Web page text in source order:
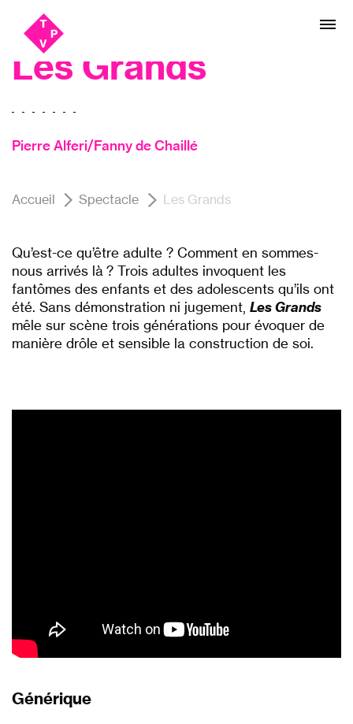
Aller
au
menu
Aller au
contenu
Théâtre
Les Grands
Pierre Alferi/Fanny de Chaillé
Accueil Spectacle Les Grands
Qu’est-ce qu’être adulte ? Comment en sommes-
nous arrivés là ? Trois adultes invoquent les
fantômes des enfants et des adolescents qu’ils ont
été. Sans démonstration ni jugement, Les Grands
mêle sur scène trois générations pour évoquer de
manière drôle et sensible la construction de soi.
Générique